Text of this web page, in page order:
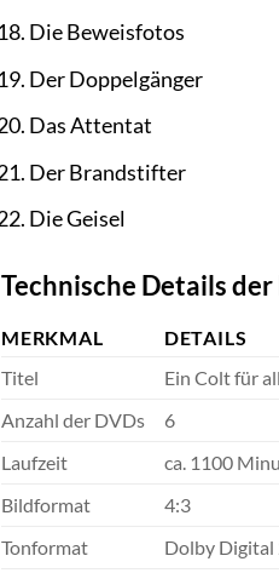
Die Beweisfotos
Der Doppelgänger
Das Attentat
Der Brandstifter
Die Geisel
Technische Details
MERKMAL
DETAILS
Titel
Ein Colt für
Anzahl der DVDs
6
Laufzeit
ca. 1100
Bildformat
4:3
Tonformat
Dolby Digital